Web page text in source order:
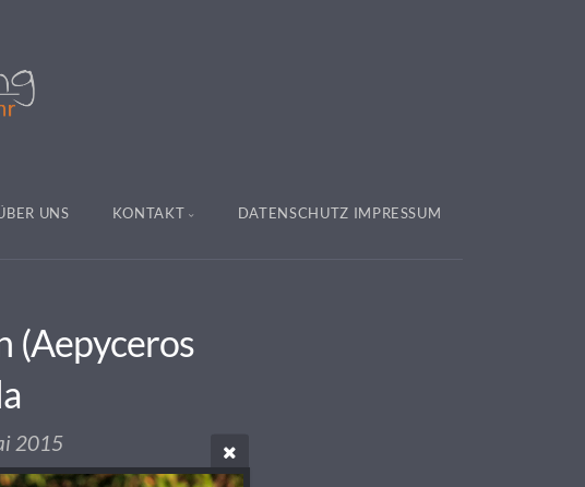
UNS KONTAKT DATENSCHUTZ IMPRESSUM
(Aepyceros
2015